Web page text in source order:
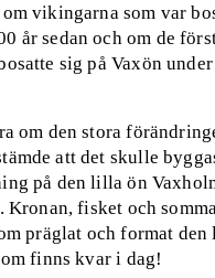
vikingarna som var
år sedan och om de
sig på Vaxön under
om den stora
att det skulle
på den lilla ön
Kronan, fisket och
präglat och format den
finns kvar i dag!